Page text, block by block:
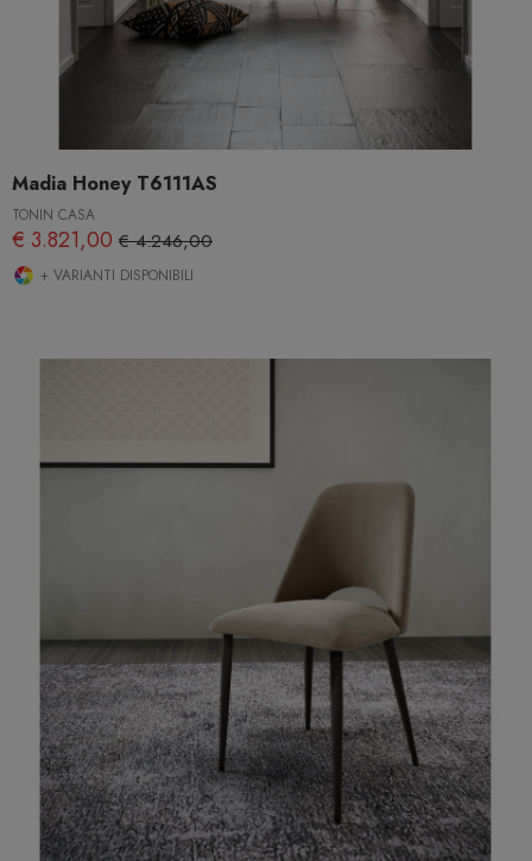
Madia Honey T6111AS
TONIN CASA
€ 3.821,00 € 4.246,00
+ VARIANTI DISPONIBILI